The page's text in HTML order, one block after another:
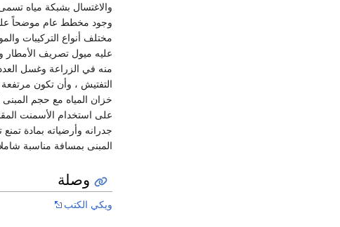
والاغتسال بشبكة مياه
وجود مخطط عام موضحاً
مختلف أنواع التركيبات
عليه ميول تصريف الأمطار
منه في الزراعة وغسل
التفتيش ، وأن تكون
خزان المياه مع حجم
على استخدام الأسمنت
جدرانه وأرضياته بمادة
المبنى بمسافة مناسبة
وصلة
ويكي الكتب